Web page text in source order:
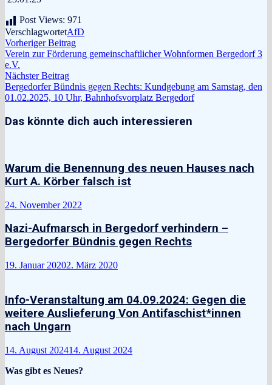
Post Views: 971
VerschlagwortetAfD
Beitragsnavigation
Vorheriger BeitragVorheriger
Beitrag:
Verein zur Förderung gemeinschaftlicher Wohnformen Bergedorf 3
e.V.
Nächster BeitragNächster
Beitrag:
Bergedorfer Bündnis gegen Rechts: Kundgebung am Samstag, den
01.02.2025, 10 Uhr, Bahnhofsvorplatz Bergedorf
Das könnte dich auch interessieren
Warum die Benennung des neuen Hauses nach
Kurt A. Körber falsch ist
24. November 2022
Nazi-Aufmarsch in Bergedorf verhindern –
Bergedorfer Bündnis gegen Rechts
19. Januar 20202. März 2020
Info-Veranstaltung am 04.09.2024: Gegen die
weitere Auslieferung Von Antifaschist*innen
nach Ungarn
14. August 202414. August 2024
Was gibt es Neues?